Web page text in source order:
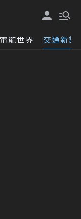
電能世界 交通新訊